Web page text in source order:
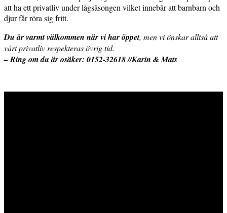
att ha ett privatliv under lågsäsongen vilket innebär att barnbarn och
djur får röra sig fritt.
Du är varmt välkommen när vi har öppet, men vi önskar alltså att
vårt privatliv respekteras övrig tid.
– Ring om du är osäker: 0152-32618 //Karin & Mats